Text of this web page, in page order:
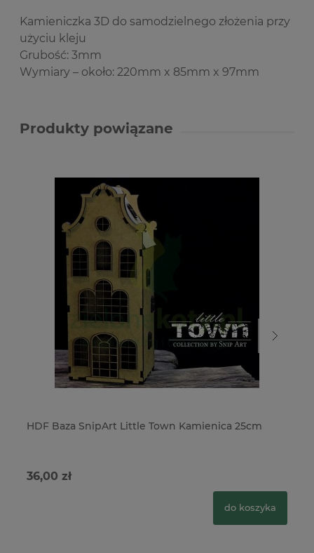
Kamieniczka 3D do samodzielnego złożenia przy
użyciu kleju
Grubość: 3mm
Wymiary – około: 220mm x 85mm x 97mm
Produkty powiązane
HDF Baza SnipArt Little Town Kamienica 25cm
36,00 zł
do koszyka